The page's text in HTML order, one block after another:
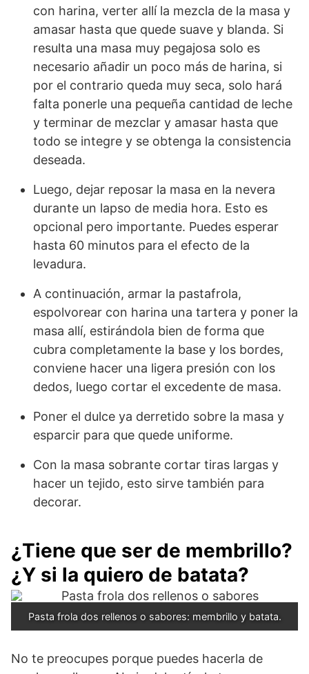
con harina, verter allí la mezcla de la masa y
amasar hasta que quede suave y blanda. Si
resulta una masa muy pegajosa solo es
necesario añadir un poco más de harina, si
por el contrario queda muy seca, solo hará
falta ponerle una pequeña cantidad de leche
y terminar de mezclar y amasar hasta que
todo se integre y se obtenga la consistencia
deseada.
Luego, dejar reposar la masa en la nevera
durante un lapso de media hora. Esto es
opcional pero importante. Puedes esperar
hasta 60 minutos para el efecto de la
levadura.
A continuación, armar la pastafrola,
espolvorear con harina una tartera y poner la
masa allí, estirándola bien de forma que
cubra completamente la base y los bordes,
conviene hacer una ligera presión con los
dedos, luego cortar el excedente de masa.
Poner el dulce ya derretido sobre la masa y
esparcir para que quede uniforme.
Con la masa sobrante cortar tiras largas y
hacer un tejido, esto sirve también para
decorar.
¿Tiene que ser de membrillo?
¿Y si la quiero de batata?
Pasta frola dos rellenos o sabores: membrillo y batata.
No te preocupes porque puedes hacerla de